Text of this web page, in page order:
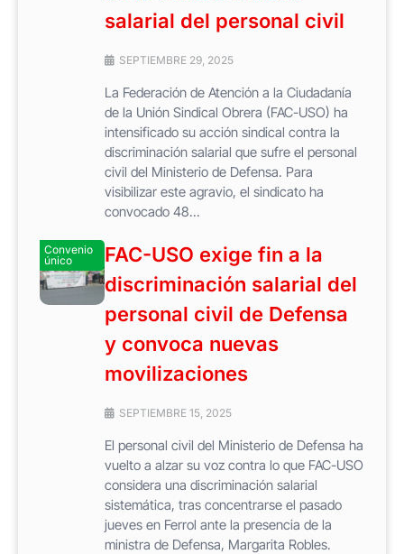
salarial del personal civil
SEPTIEMBRE 29, 2025
La Federación de Atención a la Ciudadanía
de la Unión Sindical Obrera (FAC-USO) ha
intensificado su acción sindical contra la
discriminación salarial que sufre el personal
civil del Ministerio de Defensa. Para
visibilizar este agravio, el sindicato ha
convocado 48...
Convenio
único
FAC-USO exige fin a la
discriminación salarial del
personal civil de Defensa
y convoca nuevas
movilizaciones
SEPTIEMBRE 15, 2025
El personal civil del Ministerio de Defensa ha
vuelto a alzar su voz contra lo que FAC-USO
considera una discriminación salarial
sistemática, tras concentrarse el pasado
jueves en Ferrol ante la presencia de la
ministra de Defensa, Margarita Robles.